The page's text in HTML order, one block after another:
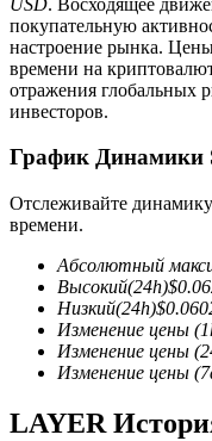
Криптовалютные
TradFi
Деривативы на
сырьевые товары
покупательную
настроение рынка.
времени на
отражения глобальных
инвесторов.
График Динамики
Отслеживайте
времени.
Абсолютный
Высокий(24h)$
Низкий(24h)$
Изменение цены
Изменение цены
Изменение цены
LAYER